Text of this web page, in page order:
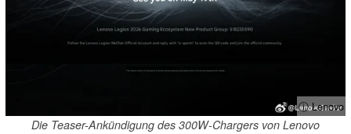
ⓘ Lenovo
Die Teaser-Ankündigung des 300W-Chargers von Lenovo